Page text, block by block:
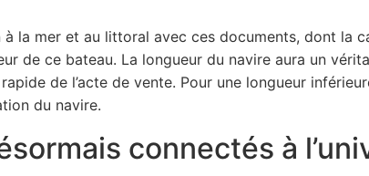
la mer et au littoral avec ces documents, dont la
de ce bateau. La longueur du navire aura un
de l’acte de vente. Pour une longueur
du navire.
connectés à